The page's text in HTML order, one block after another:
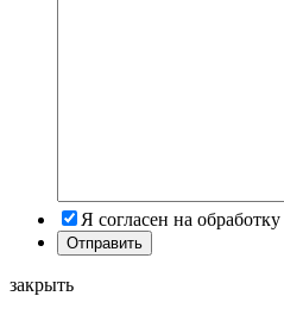
Я согласен на обработку
закрыть